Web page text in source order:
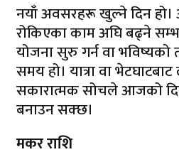
नयाँ अवसरहरू खुल्ने दिन हो।
रोकिएका काम अघि बढ्ने
योजना सुरु गर्न वा
समय हो। यात्रा वा
सकारात्मक सोचले आजको
बनाउन सक्छ।
मकर राशि